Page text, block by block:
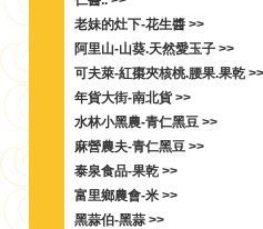
老妹的灶下-花生醬 >>
阿里山-山葵.天然愛玉子 >>
可夫萊-紅棗夾核桃.腰果.果乾 >>
年貨大街-南北貨 >>
水林小黑農-青仁黑豆 >>
麻營農夫-青仁黑豆 >>
泰泉食品-果乾 >>
富里鄉農會-米 >>
黑蒜伯-黑蒜 >>